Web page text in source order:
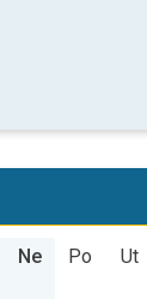
Ne Po Ut